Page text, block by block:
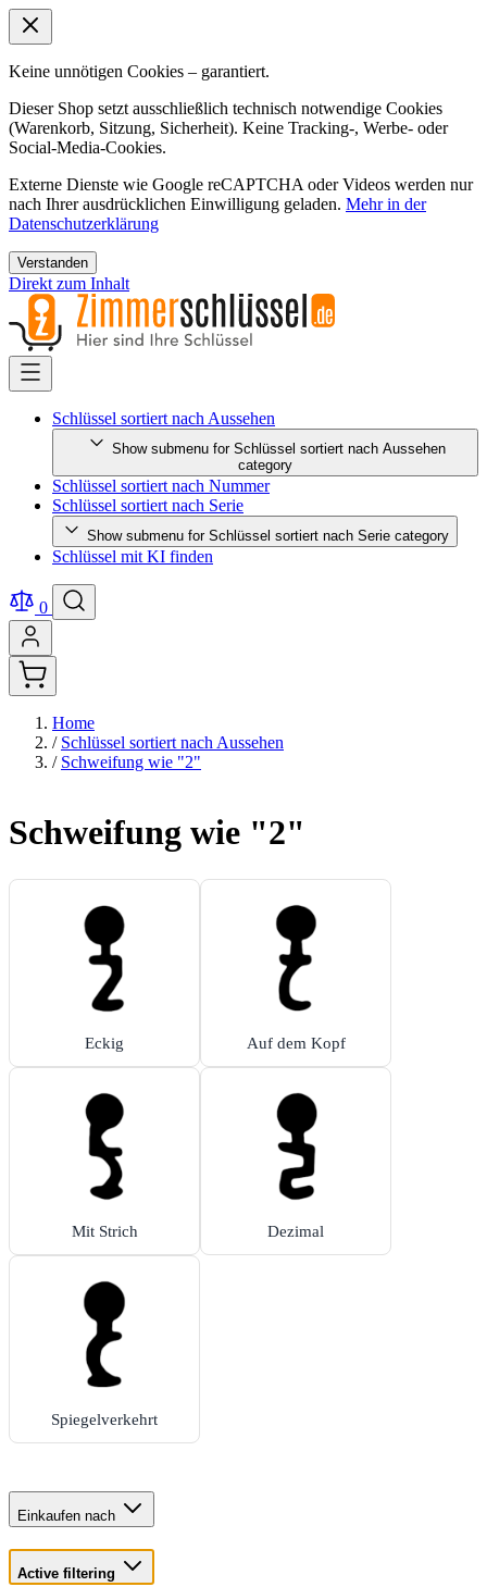
Keine unnötigen Cookies – garantiert.
Dieser Shop setzt ausschließlich technisch notwendige Cookies
(Warenkorb, Sitzung, Sicherheit). Keine Tracking-, Werbe- oder
Social-Media-Cookies.
Externe Dienste wie Google reCAPTCHA oder Videos werden nur
nach Ihrer ausdrücklichen Einwilligung geladen. Mehr in der
Datenschutzerklärung
Verstanden
Direkt zum Inhalt
Schlüssel sortiert nach Aussehen
Show submenu for Schlüssel sortiert nach Aussehen
category
Schlüssel sortiert nach Nummer
Schlüssel sortiert nach Serie
Show submenu for Schlüssel sortiert nach Serie category
Schlüssel mit KI finden
0
Home
/ Schlüssel sortiert nach Aussehen
/ Schweifung wie "2"
Schweifung wie "2"
Eckig Auf dem Kopf
Mit Strich Dezimal
Spiegelverkehrt
Einkaufen nach
Active filtering